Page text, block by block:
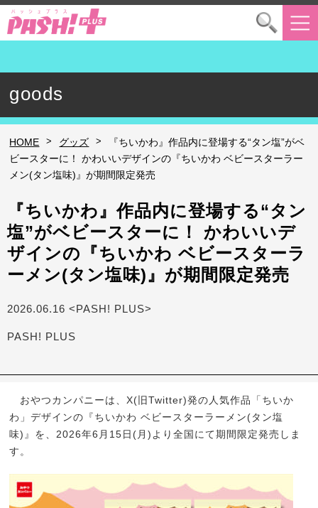
goods
HOME > グッズ >
『ちいかわ』作品内に登場する“タン塩”がベ
ビースターに！ かわいいデザインの『ちいかわ ベビースターラー
メン(タン塩味)』が期間限定発売
『ちいかわ』作品内に登場する“タン
塩”がベビースターに！ かわいいデ
ザインの『ちいかわ ベビースターラ
ーメン(タン塩味)』が期間限定発売
2026.06.16 <PASH! PLUS>
PASH! PLUS
おやつカンパニーは、X(旧Twitter)発の人気作品「ちいか
わ」デザインの『ちいかわ ベビースターラーメン(タン塩
味)』を、2026年6月15日(月)より全国にて期間限定発売しま
す。